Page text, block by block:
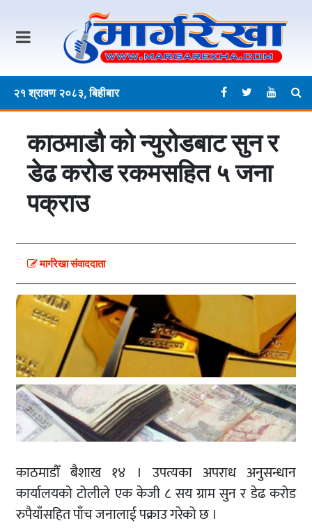
२१ श्रावण २०८३, बिहीबार
काठमाडौ काे न्युरोडबाट सुन र
डेढ करोड रकमसहित ५ जना
पक्राउ
मार्गरेखा संवाददाता
काठमाडौँ बैशाख १४ । उपत्यका अपराध अनुसन्धान
कार्यालयको टोलीले एक केजी ८ सय ग्राम सुन र डेढ करोड
रुपैयाँसहित पाँच जनालाई पक्राउ गरेको छ ।